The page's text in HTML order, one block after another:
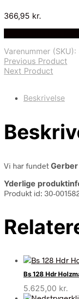
366,95 kr.
Varenummer (SKU):
Previous Product
Next Product
Beskrivelse
Vi har fundet
Yderlige
Produkt id: 30-
Bs 128 Hdr
5.625,00 kr.